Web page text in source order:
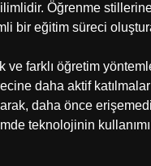
Öğrenme
bir eğitim süreci
farklı öğretim
daha aktif
daha önce
teknolojinin